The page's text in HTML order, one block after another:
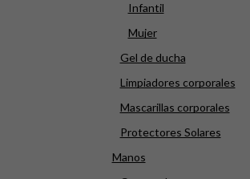
Infantil
Mujer
Gel de ducha
Limpiadores corporales
Mascarillas corporales
Protectores Solares
Manos